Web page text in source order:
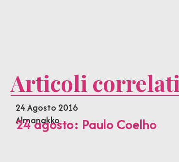
Articoli correlati
24 Agosto 2016
Almanakko
24 agosto: Paulo Coelho